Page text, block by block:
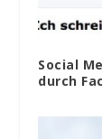
Social
durch